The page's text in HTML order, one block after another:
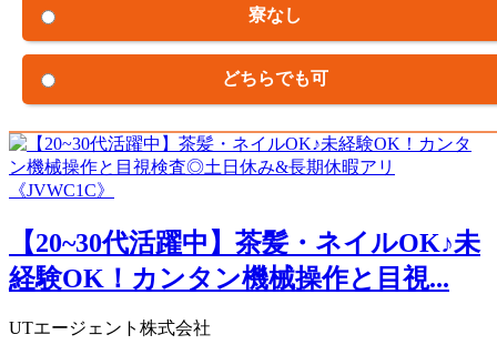
寮なし
どちらでも可
【20~30代活躍中】茶髪・ネイルOK♪未
経験OK！カンタン機械操作と目視...
UTエージェント株式会社